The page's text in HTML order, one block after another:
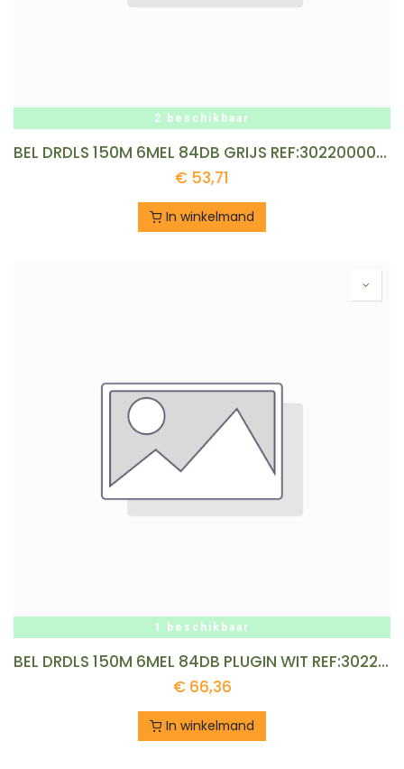
2 beschikbaar
BEL DRDLS 150M 6MEL 84DB GRIJS REF:302200006 HONEYWELL
€ 53,71
In winkelmand
1 beschikbaar
BEL DRDLS 150M 6MEL 84DB PLUGIN WIT REF:302200008 HONEYWELL
€ 66,36
In winkelmand